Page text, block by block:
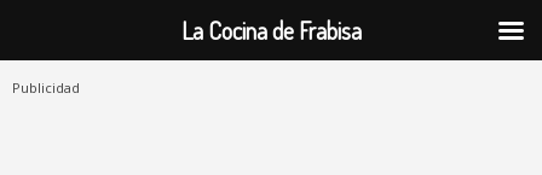
Publicidad
La Cocina de Frabisa